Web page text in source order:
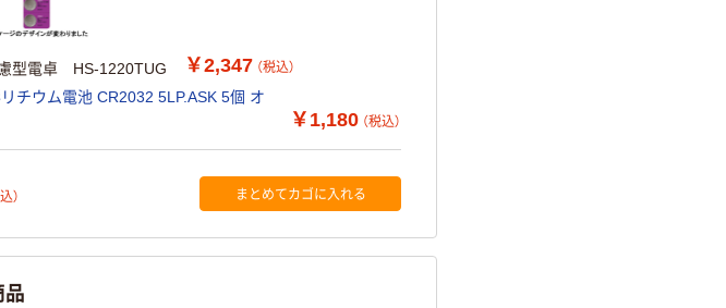
型電卓 HS-1220TUG ￥2,347 （税込）
チウム電池 CR2032 5LP.ASK 5個 オ
￥1,180 （税込）
） まとめてカゴに入れる